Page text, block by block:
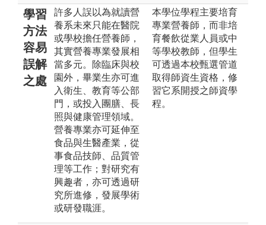
學習
方法
容易
誤解
之處
許多人誤以為就讀營
養系未來只能在醫院
或學校擔任營養師，
其實營養專業發展相
當多元。除臨床與校
園外，畢業生亦可進
入衛生、教育等公部
門，或投入團膳、長
照與健康管理領域。
營養專業亦可延伸至
食品與生醫產業，從
事食品技師、品質管
理等工作；對研究有
興趣者，亦可透過研
究所進修，發展學術
或研發職涯。
本學位學程主要培育
專業營養師，而非培
育餐飲從業人員或中
等學校教師，但學生
可透過本校甄選管道
取得師資生資格，修
習它系開授之師資學
程。